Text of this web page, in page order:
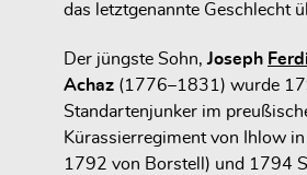
das letztgenannte Geschlecht
Der jüngste Sohn, Joseph
Achaz (1776–1831) wurde
Standartenjunker im
Kürassierregiment von Ihlow
1792 von Borstell) und 1794